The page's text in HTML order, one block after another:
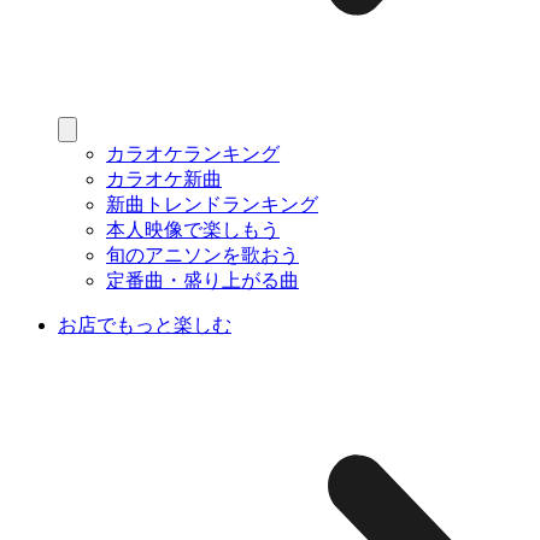
カラオケランキング
カラオケ新曲
新曲トレンドランキング
本人映像で楽しもう
旬のアニソンを歌おう
定番曲・盛り上がる曲
お店でもっと楽しむ